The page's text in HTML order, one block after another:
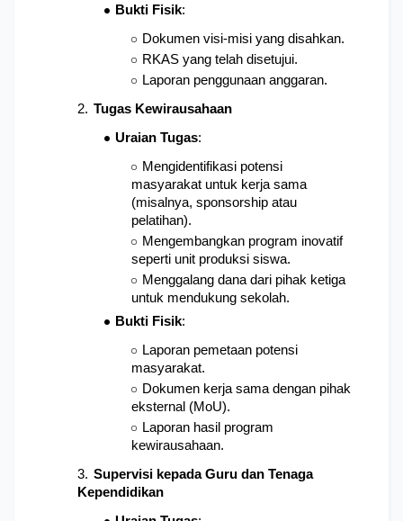
Bukti Fisik:
Dokumen visi-misi yang disahkan.
RKAS yang telah disetujui.
Laporan penggunaan anggaran.
Tugas Kewirausahaan
Uraian Tugas:
Mengidentifikasi potensi
masyarakat untuk kerja sama
(misalnya, sponsorship atau
pelatihan).
Mengembangkan program inovatif
seperti unit produksi siswa.
Menggalang dana dari pihak ketiga
untuk mendukung sekolah.
Bukti Fisik:
Laporan pemetaan potensi
masyarakat.
Dokumen kerja sama dengan pihak
eksternal (MoU).
Laporan hasil program
kewirausahaan.
Supervisi kepada Guru dan Tenaga
Kependidikan